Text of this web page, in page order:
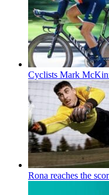
Cyclists Mark
Rona reaches the